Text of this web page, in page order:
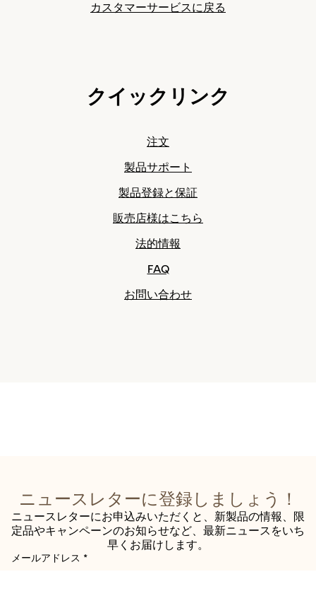
カスタマーサービスに戻る
クイックリンク
注文
製品サポート
製品登録と保証
販売店様はこちら
法的情報
FAQ
お問い合わせ
ニュースレターに登録しましょう！
ニュースレターにお申込みいただくと、新製品の情報、限
定品やキャンペーンのお知らせなど、最新ニュースをいち
早くお届けします。
メールアドレス *